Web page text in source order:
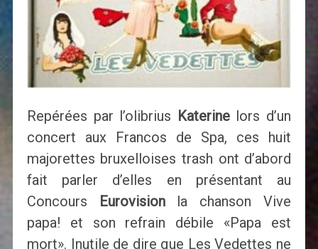
Repérées par l’olibrius Katerinelors d’un
concert aux Francos de Spa, ces huit
majorettes bruxelloises trash ont d’abord
fait parler d’elles en présentant au
Concours Eurovisionla chanson Vive
papa! et son refrain débile «Papa est
mort». Inutile de dire que Les Vedettes ne